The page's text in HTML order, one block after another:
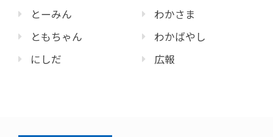
とーみん
ともちゃん
にしだ
わかさま
わかばやし
広報